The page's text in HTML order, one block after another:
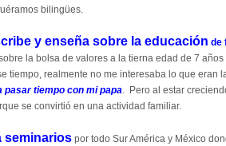
bilingües.
y enseña sobre la educación de
la bolsa de valores a la tierna edad de 7
tiempo, realmente no me interesaba lo que eran
pasar tiempo con mi papa. Pero al estar
se convirtió en una actividad familiar.
seminarios por todo Sur América y México